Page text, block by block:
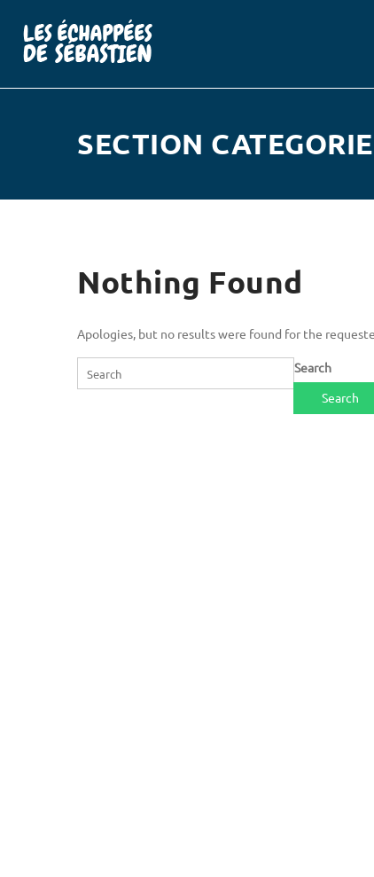
SECTION
Nothing Found
Apologies, but no results were found for the
Search